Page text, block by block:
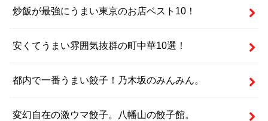
炒飯が最強にうまい東京のお店ベスト10！
安くてうまい雰囲気抜群の町中華10選！
都内で一番うまい餃子！乃木坂のみんみん。
変幻自在の激ウマ餃子。八幡山の餃子館。